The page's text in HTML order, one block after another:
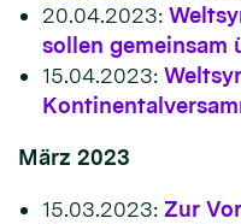
20.04.2023:
sollen gemeinsam
15.04.2023:
März 2023
15.03.2023: Zur